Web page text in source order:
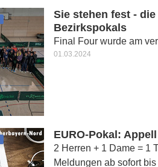
Sie stehen fest -
Bezirkspokals
Final Four wurde am
01.03.2024
EURO-Pokal:
2 Herren + 1 Dame = 1
Meldungen ab sofort